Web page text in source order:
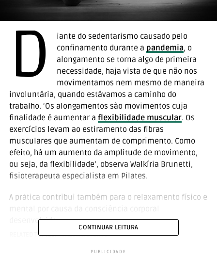
D
iante do sedentarismo causado pelo
confinamento durante a pandemia, o
alongamento se torna algo de primeira
necessidade, haja vista de que não nos
movimentamos nem mesmo de maneira
involuntária, quando estávamos a caminho do
trabalho. ‘Os alongamentos são movimentos cuja
finalidade é aumentar a flexibilidade muscular. Os
exercícios levam ao estiramento das fibras
musculares que aumentam de comprimento. Como
efeito, há um aumento da amplitude de movimento,
ou seja, da flexibilidade’, observa Walkíria Brunetti,
fisioterapeuta especialista em Pilates.
A prática contribui também para o relaxamento físico e
mental por causa da consciência corporal
desenvolvida.
uma respiração profunda.
RELATED TOPICS: ALONGAMENTO
CONTINUAR LEITURA
PUBLICIDADE